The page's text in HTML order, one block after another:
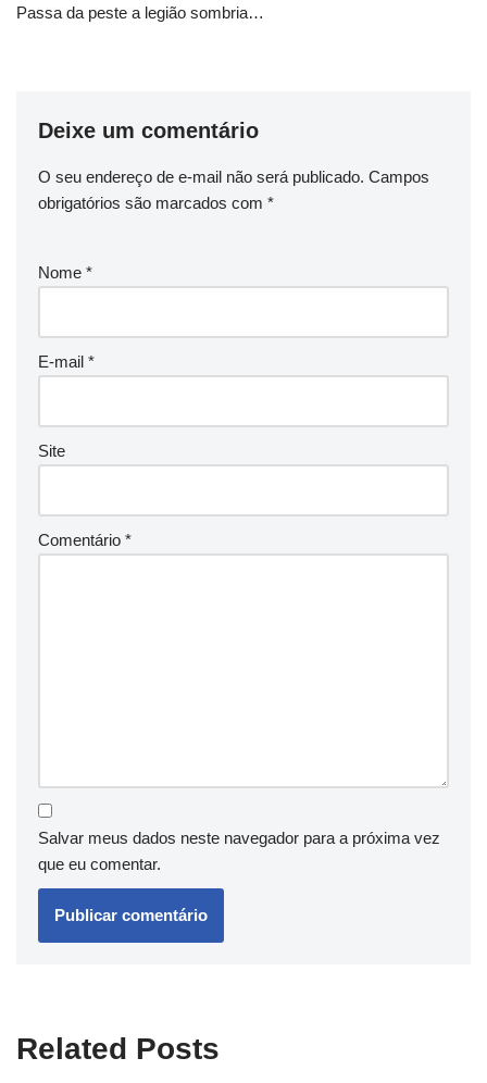
Passa da peste a legião sombria…
Deixe um comentário
O seu endereço de e-mail não será publicado. Campos
obrigatórios são marcados com *
Nome *
E-mail *
Site
Comentário *
Salvar meus dados neste navegador para a próxima vez
que eu comentar.
Related Posts